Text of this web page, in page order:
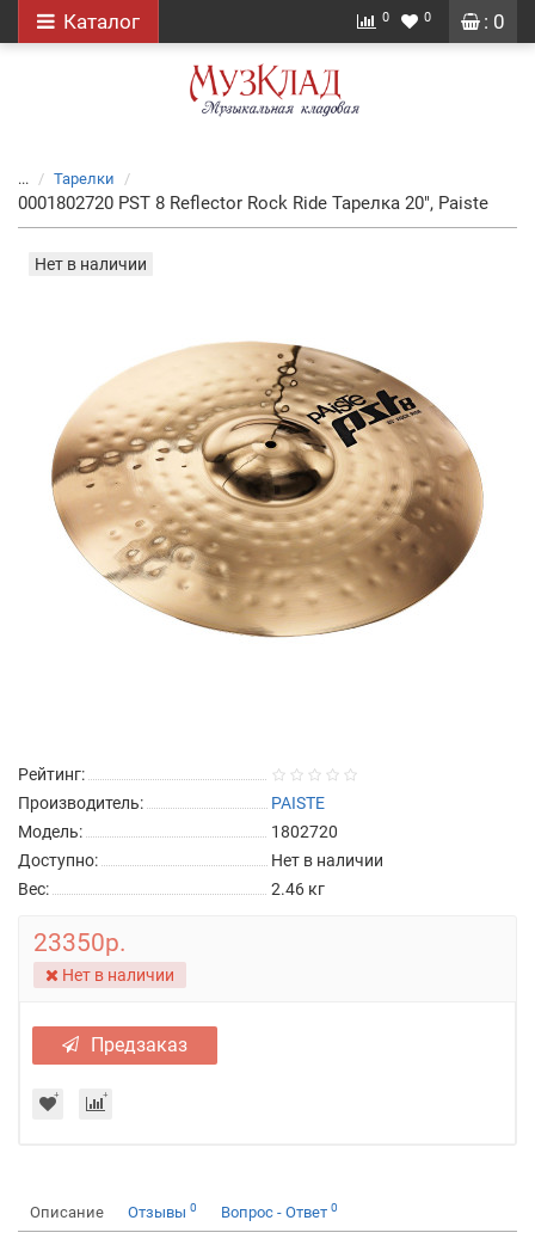
: 0
Каталог 0 0
... Тарелки
0001802720 PST 8 Reflector Rock Ride Тарелка 20", Paiste
Нет в наличии
Рейтинг:
Производитель:
PAISTE
Модель:
1802720
Доступно:
Нет в наличии
Вес:
2.46 кг
23350р.
Нет в наличии
Предзаказ
Описание Отзывы 0 Вопрос - Ответ 0